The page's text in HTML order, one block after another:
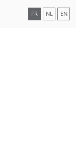
FR NL EN